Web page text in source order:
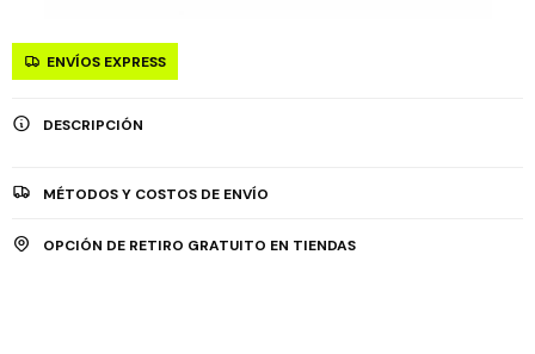
ENVÍOS EXPRESS
DESCRIPCIÓN
MÉTODOS Y COSTOS DE ENVÍO
OPCIÓN DE RETIRO GRATUITO EN TIENDAS